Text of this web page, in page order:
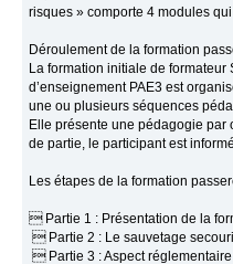
risques » comporte 4 modules
Déroulement de la formation
La formation initiale de formateur
d’enseignement PAE3 est
une ou plusieurs séquences
Elle présente une pédagogie par
de partie, le participant est
Les étapes de la formation
 Partie 1 : Présentation de la
 Partie 2 : Le sauvetage
 Partie 3 : Aspect